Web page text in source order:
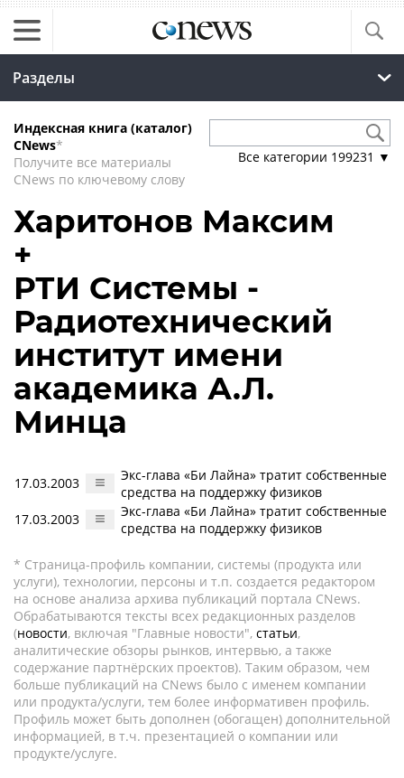
Разделы
Индексная книга (каталог)
CNews*
Получите все материалы
CNews по ключевому слову
Все категории 199231 ▼
Харитонов Максим
+
РТИ Системы -
Радиотехнический
институт имени
академика А.Л.
Минца
17.03.2003
Экс-глава «Би Лайна» тратит собственные
средства на поддержку физиков
17.03.2003
Экс-глава «Би Лайна» тратит собственные
средства на поддержку физиков
* Страница-профиль компании, системы (продукта или
услуги), технологии, персоны и т.п. создается редактором
на основе анализа архива публикаций портала CNews.
Обрабатываются тексты всех редакционных разделов
(новости, включая "Главные новости", статьи,
аналитические обзоры рынков, интервью, а также
содержание партнёрских проектов). Таким образом, чем
больше публикаций на CNews было с именем компании
или продукта/услуги, тем более информативен профиль.
Профиль может быть дополнен (обогащен) дополнительной
информацией, в т.ч. презентацией о компании или
продукте/услуге.